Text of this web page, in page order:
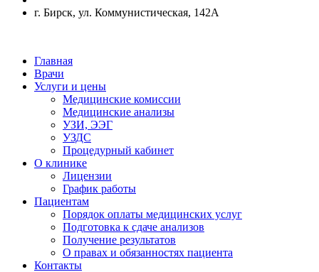
г. Бирск, ул. Коммунистическая, 142А
Главная
Врачи
Услуги и цены
Медицинские комиссии
Медицинские анализы
УЗИ, ЭЭГ
УЗДС
Процедурный кабинет
О клинике
Лицензии
График работы
Пациентам
Порядок оплаты медицинских услуг
Подготовка к сдаче анализов
Получение результатов
О правах и обязанностях пациента
Контакты